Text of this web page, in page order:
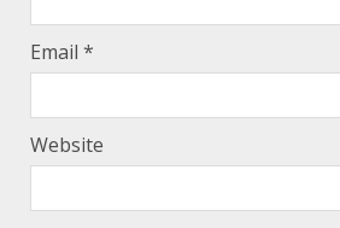
Email *
Website